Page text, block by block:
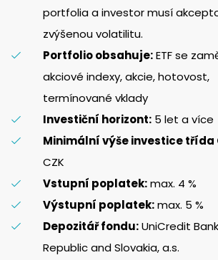
portfolia a investor musí
zvýšenou volatilitu.
Portfolio obsahuje:ETF se
akciové indexy, akcie, hotovost,
termínované vklady
Investiční horizont: 5 let a více
Minimální výše investice třída
CZK
Vstupní poplatek:max. 4 %
Výstupní poplatek:max. 5 %
Depozitář fondu:UniCredit
Republic and Slovakia, a.s.